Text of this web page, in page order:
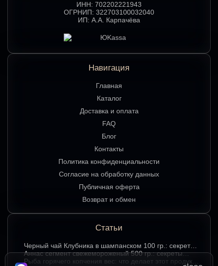
ИНН: 702202221943
ОГРНИП: 322703100032040
ИП: А.А. Карпачёва
Навигация
Главная
Каталог
Доставка и оплата
FAQ
Блог
Контакты
Политика конфиденциальности
Согласие на обработку данных
Публичная оферта
Возврат и обмен
Статьи
Черный чай Клубника в шампанском 100 гр.: секреты
выбора и наслаждения вкусом
Аннаc сегмент свежемороженый 500 гр.: секреты
хранения и лучшие способы подачи
Рыба горячего копчения вес: что делает этот продукт